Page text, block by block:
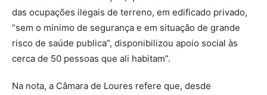
das ocupações ilegais de terreno, em edificado privado,
“sem o mínimo de segurança e em situação de grande
risco de saúde publica”, disponibilizou apoio social às
cerca de 50 pessoas que ali habitam”.
Na nota, a Câmara de Loures refere que, desde